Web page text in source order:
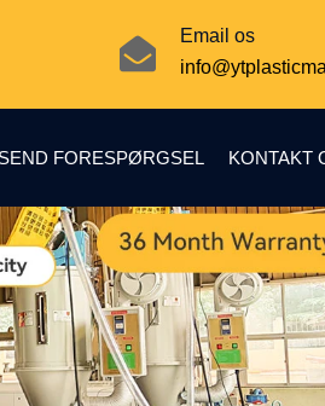
Email os
SEND FORESPØRGSEL KONTAKT